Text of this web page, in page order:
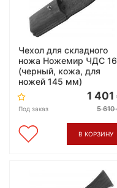
Чехол для складного
ножа Ножемир ЧДС 16
(черный, кожа, для
ножей 145 мм)
Под заказ
1 401
5 610
В КОРЗИНУ